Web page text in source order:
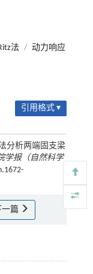
法 / 动力响应
引用格式 ▾
分析两端固支梁
学报（自然科学
一篇